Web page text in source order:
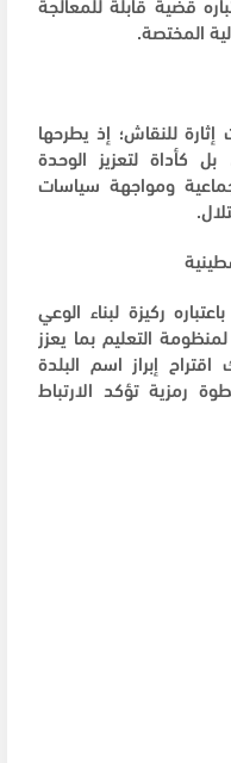
المختصة.
للنقاش؛ إذ يطرحها
كأداة لتعزيز الوحدة
ومواجهة سياسات
ركيزة لبناء الوعي
التعليم بما يعزز
إبراز اسم البلدة
رمزية تؤكد الارتباط